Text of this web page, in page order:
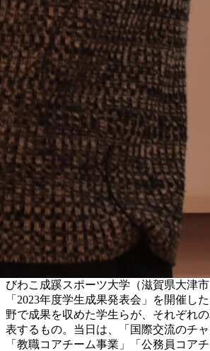
びわこ成蹊スポーツ大学（滋賀県大津市
「2023年度学生成果発表会」を開催し
野で成果を収めた学生らが、それぞれ
表するもの。当日は、「国際交流のチ
「教職コアチーム事業」「公務員コア